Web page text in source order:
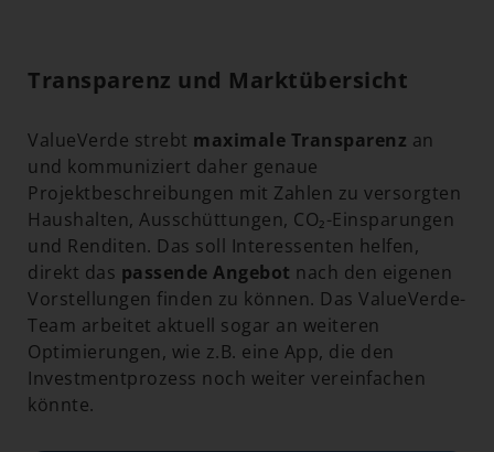
Transparenz und Marktübersicht
ValueVerde strebt maximale Transparenz an
und kommuniziert daher genaue
Projektbeschreibungen mit Zahlen zu versorgten
Haushalten, Ausschüttungen, CO₂-Einsparungen
und Renditen. Das soll Interessenten helfen,
direkt das passende Angebot nach den eigenen
Vorstellungen finden zu können. Das ValueVerde-
Team arbeitet aktuell sogar an weiteren
Optimierungen, wie z.B. eine App, die den
Investmentprozess noch weiter vereinfachen
könnte.